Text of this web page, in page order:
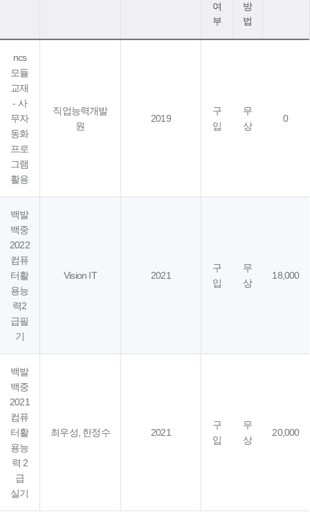
여
부
방
법
ncs
모듈
교재
- 사
무자
동화
프로
그램
활용
직업능력개발
원
2019
구
입
무
상
0
백발
백중
2022
컴퓨
터활
용능
력2
급필
기
Vision IT 2021
구
입
무
상
18,000
백발
백중
2021
컴퓨
터활
용능
력 2
급
실기
최우성, 한정수 2021
구
입
무
상
20,000